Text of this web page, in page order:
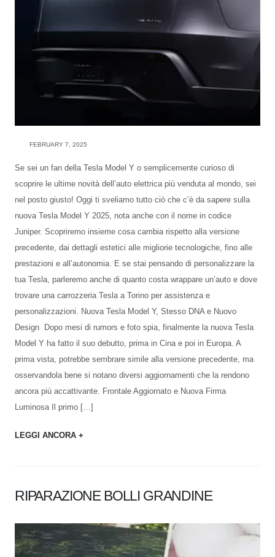
FEBRUARY 7, 2025
Se sei un fan della Tesla Model Y o semplicemente curioso di
scoprire le ultime novità dell’auto elettrica più venduta al mondo, sei
nel posto giusto! Oggi ti sveliamo tutto ciò che c’è da sapere sulla
nuova Tesla Model Y 2025, nota anche con il nome in codice
Juniper. Scopriremo insieme cosa cambia rispetto alla versione
precedente, dai dettagli estetici alle migliorie tecnologiche, fino alle
prestazioni e all’autonomia. E se stai pensando di personalizzare la
tua Tesla, parleremo anche di quanto costa wrappare un’auto e dove
trovare una carrozzeria Tesla a Torino per assistenza e
personalizzazioni. Nuova Tesla Model Y, Stesso DNA e Nuovo
Design Dopo mesi di rumors e foto spia, finalmente la nuova Tesla
Model Y ha fatto il suo debutto, prima in Cina e poi in Europa. A
prima vista, potrebbe sembrare simile alla versione precedente, ma
osservandola bene si notano diversi aggiornamenti che la rendono
ancora più accattivante. Frontale Aggiornato e Nuova Firma
Luminosa Il primo […]
LEGGI ANCORA +
RIPARAZIONE BOLLI GRANDINE